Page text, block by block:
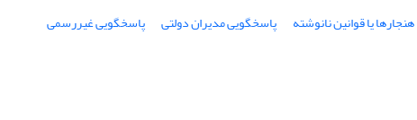
هنجارها یا قوانین نانوشته پاسخ‏گویی مدیران دولتی
پاسخ‏گویی غیررسمی